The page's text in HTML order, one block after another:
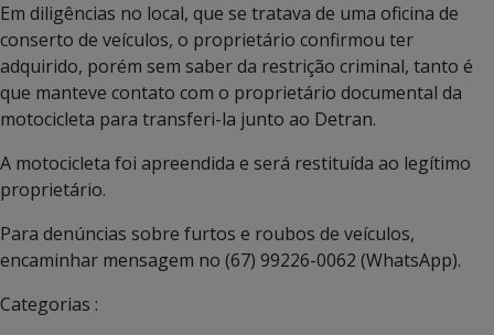
Em diligências no local, que se tratava de uma oficina de
conserto de veículos, o proprietário confirmou ter
adquirido, porém sem saber da restrição criminal, tanto é
que manteve contato com o proprietário documental da
motocicleta para transferi-la junto ao Detran.
A motocicleta foi apreendida e será restituída ao legítimo
proprietário.
Para denúncias sobre furtos e roubos de veículos,
encaminhar mensagem no (67) 99226-0062 (WhatsApp).
Categorias :